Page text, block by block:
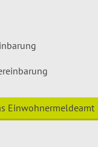
Einwohnermeldeamt